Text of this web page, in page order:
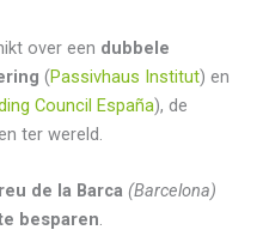
over een dubbele
(Passivhaus Institut) en
Council España), de
ter wereld.
de la Barca (Barcelona)
besparen.